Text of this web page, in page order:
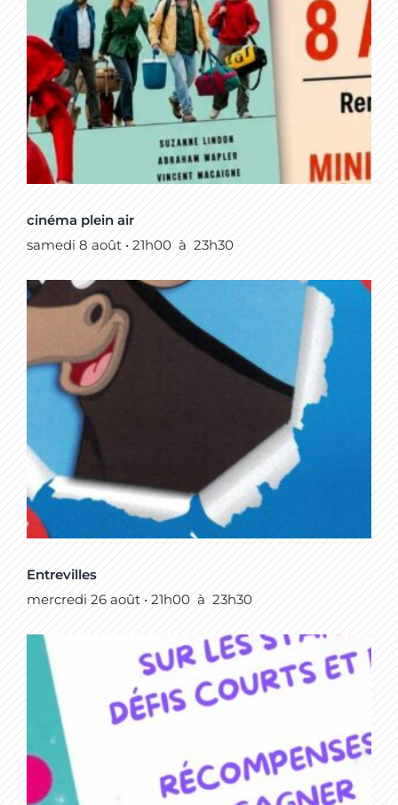
cinéma plein air
samedi 8 août • 21h00 à 23h30
Entrevilles
mercredi 26 août • 21h00 à 23h30